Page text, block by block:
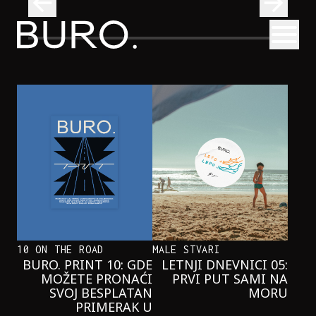
BURO.
ONAJ JEDAN PROIZVOD KOJI
STALNO SELIMO SA POLICE U
TORBE
10 ON THE ROAD
BURO. PRINT 10: GDE
MOŽETE PRONAĆI
SVOJ BESPLATAN
PRIMERAK U
MALE STVARI
LETNJI DNEVNICI 05:
PRVI PUT SAMI NA
MORU